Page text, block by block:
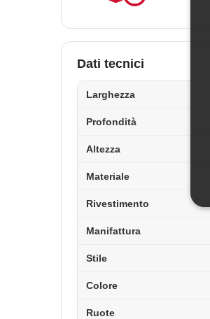
Dati tecnici
Larghezza
Profondità
Altezza
Materiale
Rivestimento
Manifattura
Stile
Colore
Ruote